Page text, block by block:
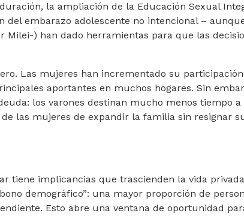
la ampliación de la Educación Sexual
del embarazo adolescente no intencional –
Milei-) han dado herramientas para que las
Las mujeres han incrementado su
aportantes en muchos hogares. Sin
los varones destinan mucho menos tiempo a
las mujeres de expandir la familia sin resignar
tiene implicancias que trascienden la vida
demográfico”: una mayor proporción de
Esto abre una ventana de oportunidad